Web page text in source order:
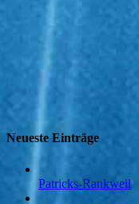
Neueste Einträge
Patricks-Rankweil